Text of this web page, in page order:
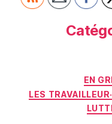
EN
LES